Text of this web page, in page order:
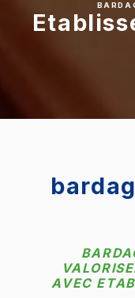
AVEC